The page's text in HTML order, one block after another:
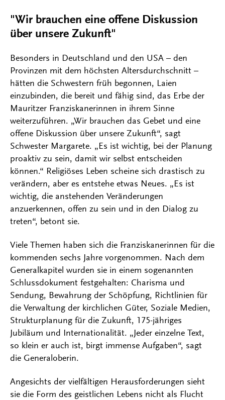
"Wir brauchen eine offene Diskussion
über unsere Zukunft"
Besonders in Deutschland und den USA – den
Provinzen mit dem höchsten Altersdurchschnitt –
hätten die Schwestern früh begonnen, Laien
einzubinden, die bereit und fähig sind, das Erbe der
Mauritzer Franziskanerinnen in ihrem Sinne
weiterzuführen. „Wir brauchen das Gebet und eine
offene Diskussion über unsere Zukunft“, sagt
Schwester Margarete. „Es ist wichtig, bei der Planung
proaktiv zu sein, damit wir selbst entscheiden
können.“ Religiöses Leben scheine sich drastisch zu
verändern, aber es entstehe etwas Neues. „Es ist
wichtig, die anstehenden Veränderungen
anzuerkennen, offen zu sein und in den Dialog zu
treten“, betont sie.
Viele Themen haben sich die Franziskanerinnen für die
kommenden sechs Jahre vorgenommen. Nach dem
Generalkapitel wurden sie in einem sogenannten
Schlussdokument festgehalten: Charisma und
Sendung, Bewahrung der Schöpfung, Richtlinien für
die Verwaltung der kirchlichen Güter, Soziale Medien,
Strukturplanung für die Zukunft, 175-jähriges
Jubiläum und Internationalität. „Jeder einzelne Text,
so klein er auch ist, birgt immense Aufgaben“, sagt
die Generaloberin.
Angesichts der vielfältigen Herausforderungen sieht
sie die Form des geistlichen Lebens nicht als Flucht